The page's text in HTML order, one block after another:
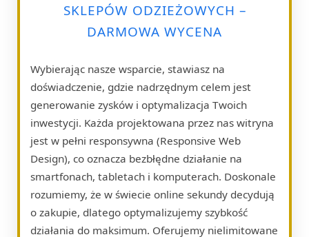
SKLEPÓW ODZIEŻOWYCH –
DARMOWA WYCENA
Wybierając nasze wsparcie, stawiasz na
doświadczenie, gdzie nadrzędnym celem jest
generowanie zysków i optymalizacja Twoich
inwestycji. Każda projektowana przez nas witryna
jest w pełni responsywna (Responsive Web
Design), co oznacza bezbłędne działanie na
smartfonach, tabletach i komputerach. Doskonale
rozumiemy, że w świecie online sekundy decydują
o zakupie, dlatego optymalizujemy szybkość
działania do maksimum. Oferujemy nielimitowane